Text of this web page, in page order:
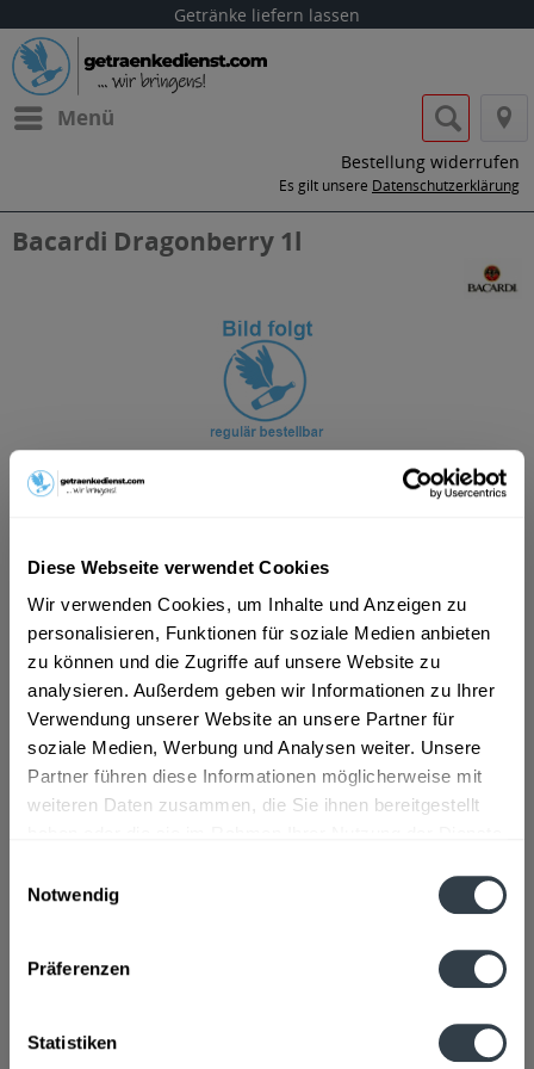
Diese Webseite verwendet Cookies
Wir verwenden Cookies, um Inhalte und Anzeigen zu
personalisieren, Funktionen für soziale Medien anbieten
zu können und die Zugriffe auf unsere Website zu
analysieren. Außerdem geben wir Informationen zu Ihrer
Verwendung unserer Website an unsere Partner für
soziale Medien, Werbung und Analysen weiter. Unsere
Partner führen diese Informationen möglicherweise mit
weiteren Daten zusammen, die Sie ihnen bereitgestellt
Notwendig
Präferenzen
Statistiken
Getränke liefern lassen
Menü
Bestellung widerrufen
Es gilt unsere Datenschutzerklärung
Bacardi Dragonberry 1l
ab 25,29 € *
Inhalt:1 Liter
inkl. MwSt.
Vorrätig
In denWarenkorb
Artikel-Nr.:
22085
Beschreibung